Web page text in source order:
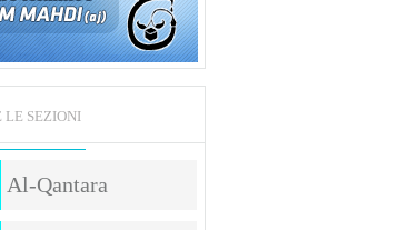
LE SEZIONI
Al-Qantara